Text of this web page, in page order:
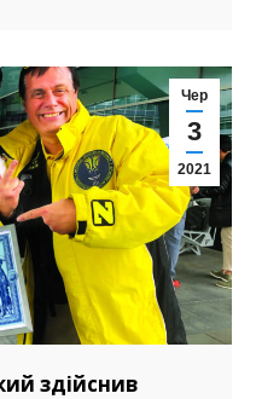
Чер
3
2021
здійснив